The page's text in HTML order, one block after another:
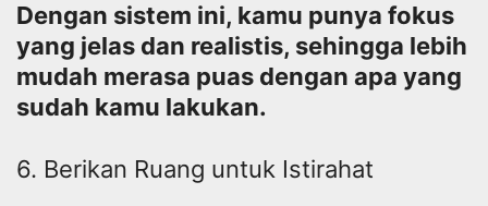
Dengan sistem ini, kamu punya fokus
yang jelas dan realistis, sehingga lebih
mudah merasa puas dengan apa yang
sudah kamu lakukan.
6. Berikan Ruang untuk Istirahat